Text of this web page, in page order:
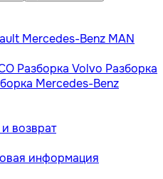
Mercedes-Benz MAN
Разборка Volvo Разборка
Mercedes-Benz
возврат
информация